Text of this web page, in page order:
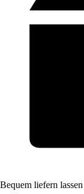
Bequem liefern lassen